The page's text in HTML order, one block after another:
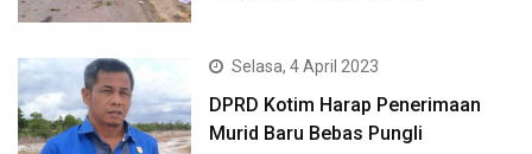
Selasa, 4 April 2023
DPRD Kotim Harap Penerimaan
Murid Baru Bebas Pungli